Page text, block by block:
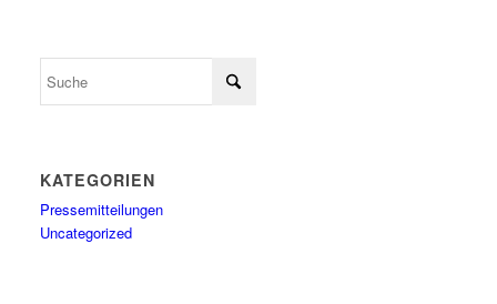
KATEGORIEN
Pressemitteilungen
Uncategorized